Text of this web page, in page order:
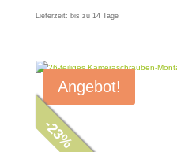
Lieferzeit: bis zu 14 Tage
Angebot!
-
23
%